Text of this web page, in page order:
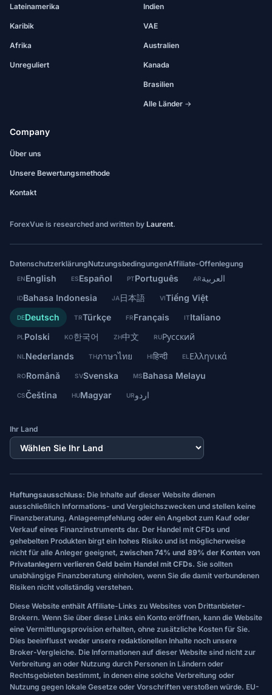
Lateinamerika
Karibik
Afrika
Unreguliert
Indien
VAE
Australien
Kanada
Brasilien
Alle Länder →
Company
Über uns
Unsere Bewertungsmethode
Kontakt
ForexVue is researched and written by Laurent.
DatenschutzerklärungNutzungsbedingungenAffiliate-Offenlegung
ENEnglish ESEspañol PTPortuguês ARالعربية
IDBahasa Indonesia JA日本語 VITiếng Việt
DEDeutsch TRTürkçe FRFrançais ITItaliano
PL Polski KO한국어 ZH中文 RUРусский
NL Nederlands THภาษาไทย HIहिन्दी EL Ελληνικά
RORomână SVSvenska MSBahasa Melayu
CSČeština HUMagyar URاردو
Ihr Land
Haftungsausschluss: Die Inhalte auf dieser Website dienen
ausschließlich Informations- und Vergleichszwecken und stellen keine
Finanzberatung, Anlageempfehlung oder ein Angebot zum Kauf oder
Verkauf eines Finanzinstruments dar. Der Handel mit CFDs und
gehebelten Produkten birgt ein hohes Risiko und ist möglicherweise
nicht für alle Anleger geeignet, zwischen 74% und 89% der Konten von
Privatanlegern verlieren Geld beim Handel mit CFDs. Sie sollten
unabhängige Finanzberatung einholen, wenn Sie die damit verbundenen
Risiken nicht vollständig verstehen.
Diese Website enthält Affiliate-Links zu Websites von Drittanbieter-
Brokern. Wenn Sie über diese Links ein Konto eröffnen, kann die Website
eine Vermittlungsprovision erhalten, ohne zusätzliche Kosten für Sie.
Dies beeinflusst weder unsere redaktionellen Inhalte noch unsere
Broker-Vergleiche. Die Informationen auf dieser Website sind nicht zur
Verbreitung an oder Nutzung durch Personen in Ländern oder
Rechtsgebieten bestimmt, in denen eine solche Verbreitung oder
Nutzung gegen lokale Gesetze oder Vorschriften verstoßen würde. EU-